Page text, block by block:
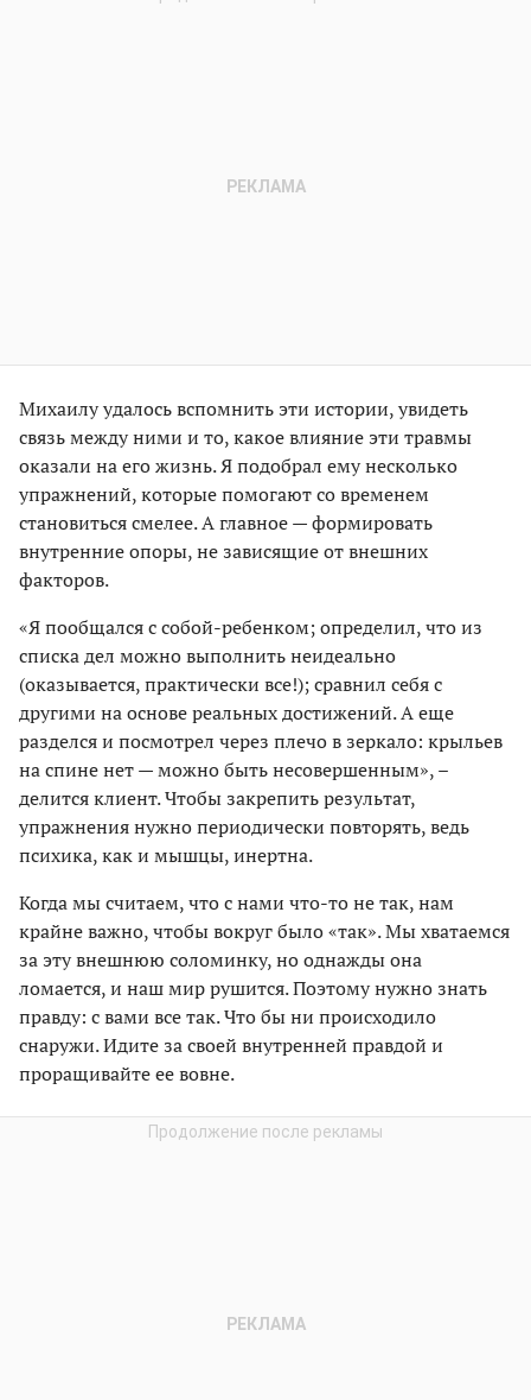
Михаилу удалось вспомнить эти истории, увидеть
связь между ними и то, какое влияние эти травмы
оказали на его жизнь. Я подобрал ему несколько
упражнений, которые помогают со временем
становиться смелее. А главное — формировать
внутренние опоры, не зависящие от внешних
факторов.
«Я пообщался с собой-ребенком; определил, что из
списка дел можно выполнить неидеально
(оказывается, практически все!); сравнил себя с
другими на основе реальных достижений. А еще
разделся и посмотрел через плечо в зеркало: крыльев
на спине нет — можно быть несовершенным», –
делится клиент. Чтобы закрепить результат,
упражнения нужно периодически повторять, ведь
психика, как и мышцы, инертна.
Когда мы считаем, что с нами что-то не так, нам
крайне важно, чтобы вокруг было «так». Мы хватаемся
за эту внешнюю соломинку, но однажды она
ломается, и наш мир рушится. Поэтому нужно знать
правду: с вами все так. Что бы ни происходило
снаружи. Идите за своей внутренней правдой и
проращивайте ее вовне.